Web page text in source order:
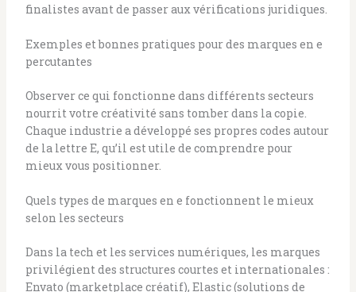
finalistes avant de passer aux vérifications juridiques.
Exemples et bonnes pratiques pour des marques en e
percutantes
Observer ce qui fonctionne dans différents secteurs
nourrit votre créativité sans tomber dans la copie.
Chaque industrie a développé ses propres codes autour
de la lettre E, qu’il est utile de comprendre pour
mieux vous positionner.
Quels types de marques en e fonctionnent le mieux
selon les secteurs
Dans la tech et les services numériques, les marques
privilégient des structures courtes et internationales :
Envato (marketplace créatif), Elastic (solutions de